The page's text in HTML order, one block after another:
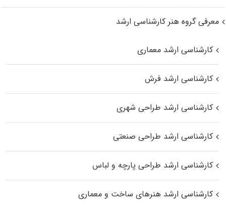
معرفی گروه هنر کارشناسی ارشد
کارشناسی ارشد معماری
کارشناسی ارشد فرش
کارشناسی ارشد طراحی شهری
کارشناسی ارشد طراحی صنعتی
کارشناسی ارشد طراحی پارچه و لباس
کارشناسی ارشد هنرهای ساخت و معماری